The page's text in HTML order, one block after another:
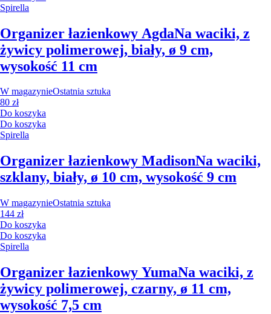
Spirella
Organizer łazienkowy AgdaNa waciki, z
żywicy polimerowej, biały, ø 9 cm,
wysokość 11 cm
W magazynieOstatnia sztuka
80 zł
Do koszyka
Do koszyka
Spirella
Organizer łazienkowy MadisonNa waciki,
szklany, biały, ø 10 cm, wysokość 9 cm
W magazynieOstatnia sztuka
144 zł
Do koszyka
Do koszyka
Spirella
Organizer łazienkowy YumaNa waciki, z
żywicy polimerowej, czarny, ø 11 cm,
wysokość 7,5 cm